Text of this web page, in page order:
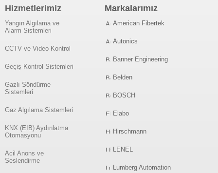
Hizmetlerimiz
Yangın Algılama ve
Alarm Sistemleri
CCTV ve Video Kontrol
Geçiş Kontrol Sistemleri
Gazlı Söndürme
Sistemleri
Gaz Algılama Sistemleri
KNX (EIB) Aydınlatma
Otomasyonu
Acil Anons ve
Seslendirme
Markalarımız
American Fibertek
Autonics
Banner Engineering
Belden
BOSCH
Elabo
Hirschmann
LENEL
Lumberg Automation